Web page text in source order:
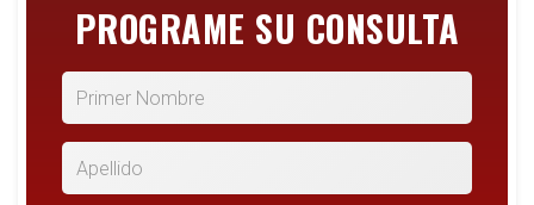
PROGRAME SU CONSULTA
*Primer Nombre
*Apellido